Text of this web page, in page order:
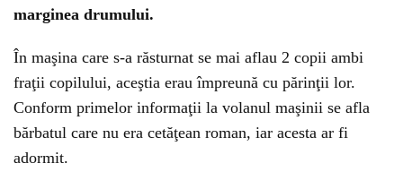
marginea drumului.
În maşina care s-a răsturnat se mai aflau 2 copii ambi
fraţii copilului, aceştia erau împreună cu părinţii lor.
Conform primelor informaţii la volanul maşinii se afla
bărbatul care nu era cetăţean roman, iar acesta ar fi
adormit.